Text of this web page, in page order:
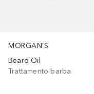
MORGAN'S
Beard Oil
Trattamento barba